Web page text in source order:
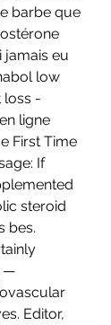
barbe que
jamais eu
low
loss -
ligne
First Time
If
steroid
bes.
—
Editor,